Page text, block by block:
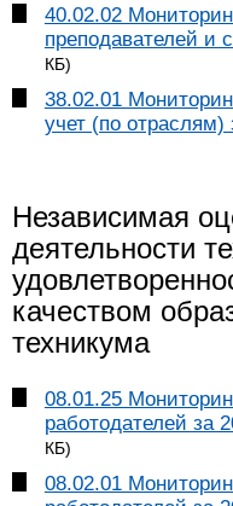
40.02.02
преподавателей и
КБ)
38.02.01
учет (по отраслям)
Независимая
деятельности
качеством
техникума
08.01.25
работодателей за
КБ)
08.02.01